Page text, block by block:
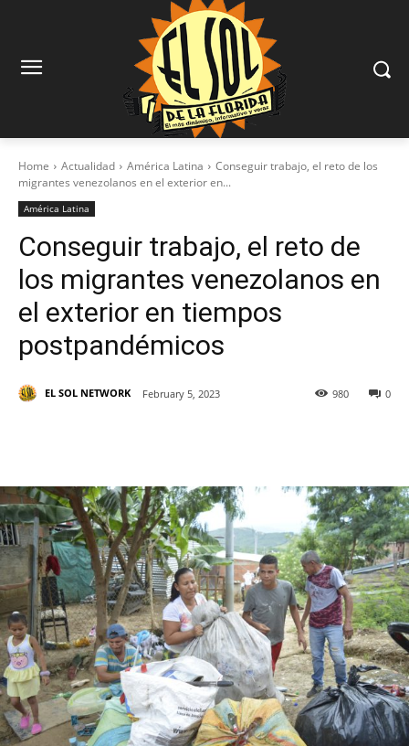
Home Actualidad América Latina
Conseguir trabajo, el reto de los
migrantes venezolanos en el exterior en...
América Latina
Conseguir trabajo, el reto de
los migrantes venezolanos en
el exterior en tiempos
postpandémicos
EL SOL NETWORK February 5, 2023 0
980